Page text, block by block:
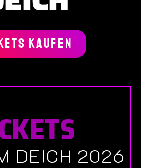
KAUFEN
DEICH 2026